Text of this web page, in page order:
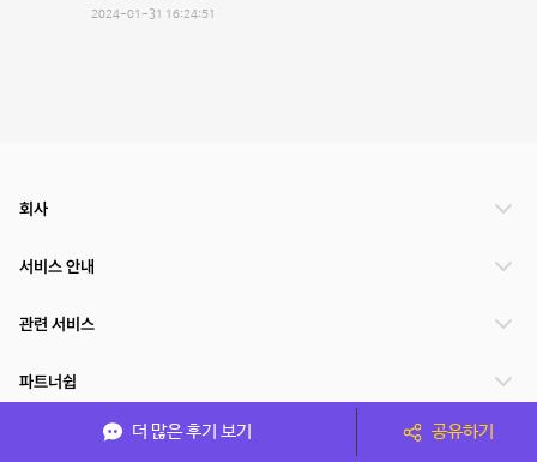
2024-01-31 16:24:51
더 많은 후기 보기 공유하기
회사
서비스 안내
관련 서비스
파트너쉽
서비스 제공 국가